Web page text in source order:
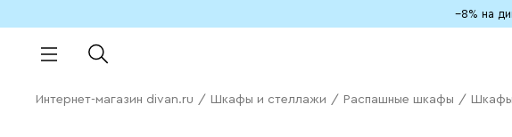
−8% на
Интернет-магазин divan.ru / Шкафы и стеллажи / Распашные шкафы /